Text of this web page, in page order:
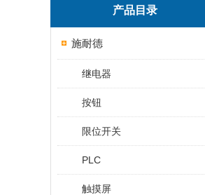
产品目录
施耐德
继电器
按钮
限位开关
PLC
触摸屏